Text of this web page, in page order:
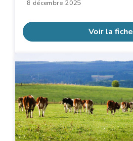
8 décembre 2025
Voir la fiche